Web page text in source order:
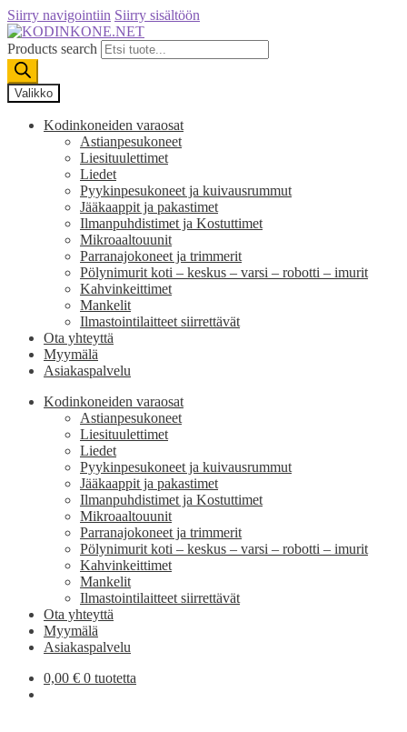
Siirry navigointiin Siirry sisältöön
Products search
Valikko
Kodinkoneiden varaosat
Astianpesukoneet
Liesituulettimet
Liedet
Pyykinpesukoneet ja kuivausrummut
Jääkaappit ja pakastimet
Ilmanpuhdistimet ja Kostuttimet
Mikroaaltouunit
Parranajokoneet ja trimmerit
Pölynimurit koti – keskus – varsi – robotti – imurit
Kahvinkeittimet
Mankelit
Ilmastointilaitteet siirrettävät
Ota yhteyttä
Myymälä
Asiakaspalvelu
Kodinkoneiden varaosat
Astianpesukoneet
Liesituulettimet
Liedet
Pyykinpesukoneet ja kuivausrummut
Jääkaappit ja pakastimet
Ilmanpuhdistimet ja Kostuttimet
Mikroaaltouunit
Parranajokoneet ja trimmerit
Pölynimurit koti – keskus – varsi – robotti – imurit
Kahvinkeittimet
Mankelit
Ilmastointilaitteet siirrettävät
Ota yhteyttä
Myymälä
Asiakaspalvelu
0,00 € 0 tuotetta